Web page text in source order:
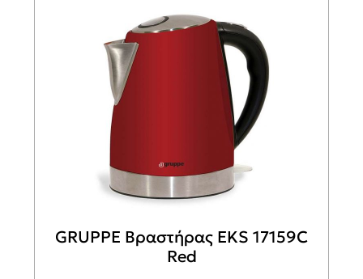
GRUPPE Βραστήρας EKS 17159C
Red